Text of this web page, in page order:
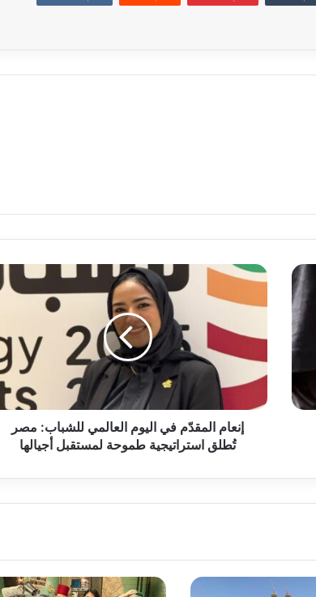
إنعام
في
العالمي
للشباب:
مصر
استراتيجية
طموحة
لمستقبل
إنعام المقدّم في اليوم العالمي للشباب: مصر
تُطلق استراتيجية طموحة لمستقبل أجيالها